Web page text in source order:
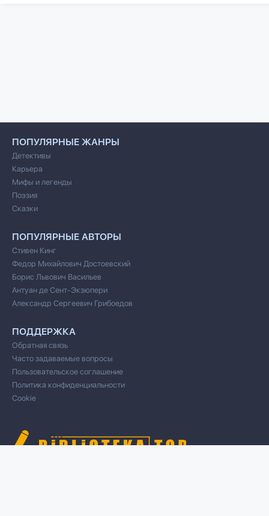
ПОПУЛЯРНЫЕ ЖАНРЫ
Детективы
Карьера
Мифы и легенды
Поэзия
Сказки
ПОПУЛЯРНЫЕ АВТОРЫ
Стивен Кинг
Федор Михайлович Достоевский
Борис Львович Васильев
Антуан де Сент-Экзюпери
Александр Сергеевич Грибоедов
ПОДДЕРЖКА
Обратная связь
Часто задаваемые вопросы
Пользовательское соглашение
Политика конфиденциальности
Cookie